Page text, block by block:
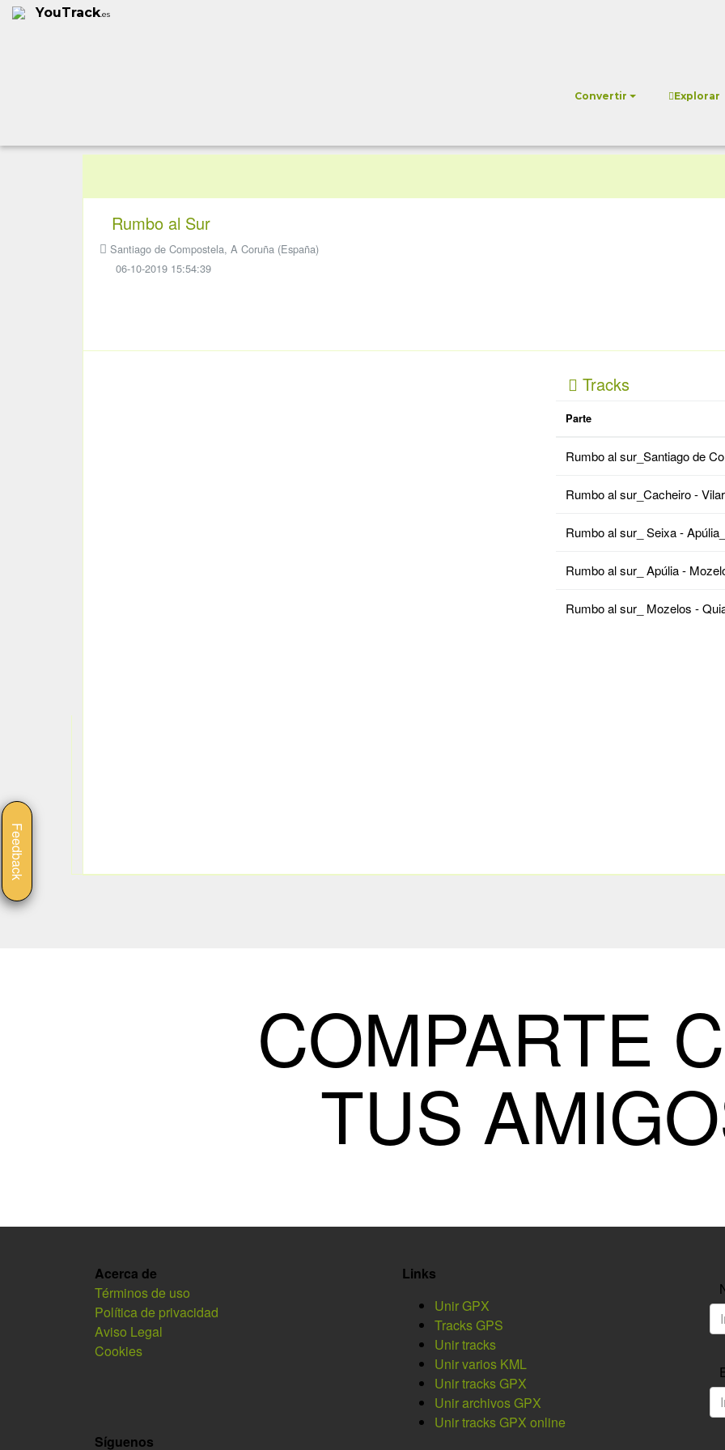
Feedback
YouTrack.es
Convertir Explorar
Rumbo al Sur
Santiago de Compostela, A Coruña (España)
06-10-2019 15:54:39
Tracks
Parte
Rumbo al sur_Santiago de
Rumbo al sur_Cacheiro -
Rumbo al sur_ Seixa -
Rumbo al sur_ Apúlia -
Rumbo al sur_ Mozelos -
COMPARTE
TUS
Acerca de
Términos de uso
Política de privacidad
Aviso Legal
Cookies
Síguenos
Links
Unir GPX
Tracks GPS
Unir tracks
Unir varios KML
Unir tracks GPX
Unir archivos GPX
Unir tracks GPX online